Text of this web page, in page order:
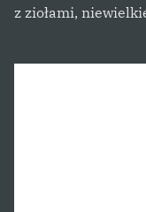
z ziołami,